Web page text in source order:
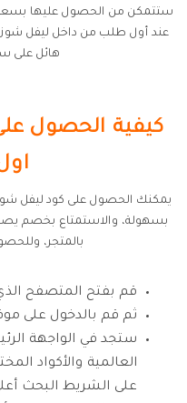
ستتمكن من الحصول عليها بسعر
عند أول طلب من داخل ليفل
هائل على
كيفية الحصول
يمكنك الحصول على كود ليفل
بالمتجر،
قم بفتح المتصفح
ثم قم بالدخول على
ستجد في الواجهة
العالمية والأكواد
على الشريط البحث